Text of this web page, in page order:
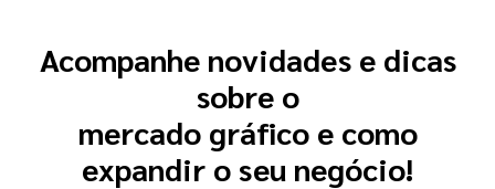
Acompanhe novidades e dicas
sobre o
mercado gráfico e como
expandir o seu negócio!